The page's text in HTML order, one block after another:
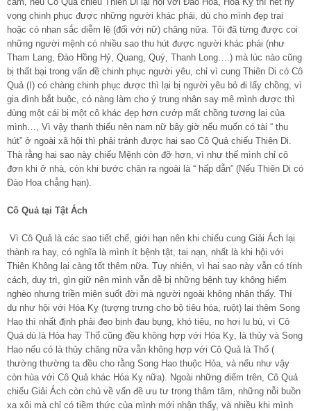
vọng chinh phục được những người khác phái, dù cho mình đẹp trai
hoặc có nhan sắc diễm lệ (đối với nữ) chăng nữa. Tôi đã từng được coi
những người mệnh có nhiều sao thu hút được người khác phái (như
Tham Lang, Đào Hồng Hỷ, Quang, Quý, Thanh Long….) mà lúc nào cũng
bị thất bại trong vấn đề chinh phục người yêu, chỉ vì cung Thiên Di có Cô
Quả (I) có chàng chinh phục được thì lại bị người yêu bỏ đi lấy chồng, vì
gia đình bắt buộc, có nàng làm cho ý trung nhân say mê mình được thì
đùng một cái bị một cô khác đẹp hơn cướp mất chồng tương lai của
mình…, Vì vậy thanh thiếu nên nam nữ bây giờ nếu muốn có tài “ thu
hút” ở ngoài xã hội thì phải tránh được hai sao Cô Quả chiếu Thiên Di.
Thà rằng hai sao này chiếu Mệnh còn đỡ hơn, vì như thế mình chỉ cô
đơn khi ở nhà, còn khi bước chân ra ngoài là “ hấp dẫn” (Nếu Thiên Di có
Đào Hoa chẳng hạn).
Cô Quả tại Tật Ách
Vì Cô Quả là các sao tiết chế, giới hạn nên khi chiếu cung Giải Ách lại
thành ra hay, có nghĩa là mình ít bệnh tật, tai nạn, nhất là khi hội với
Thiên Không lại càng tốt thêm nữa. Tuy nhiên, vì hai sao này vẫn có tính
cách, duy trì, gìn giữ nên mình vẫn dễ bị những bệnh tuy không hiểm
nghèo nhưng triền miên suốt đời mà người ngoài không nhận thấy. Thí
dụ như hội với Hóa Kỵ (tượng trưng cho bộ tiêu hóa, ruột) lại thêm Song
Hao thì nhất định phải đeo bịnh đau bụng, khó tiêu, no hơi lu bù, vì Cô
Quả dù là Hỏa hay Thổ cũng đều không hợp với Hóa Kỵ, là thủy và Song
Hao nếu có là thủy chăng nữa vẫn không hợp với Cô Quả là Thổ (
thường thường ta đều cho rằng Song Hao thuộc Hỏa, và nếu như vậy
còn hùa với Cô Quả khác Hóa Kỵ nữa). Ngoài những điểm trên, Cô Quả
chiếu Giải Ách còn chủ về vấn đề ưu tư trong thâm tâm, những nỗi buồn
xa xôi mà chỉ có tiềm thức của mình mới nhận thấy, và nhiều khi mình